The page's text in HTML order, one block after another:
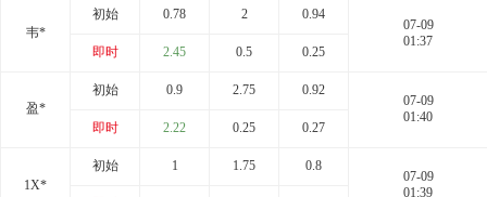
韦*
初始 0.78 2 0.94
07-09
01:37
即时 2.45 0.5 0.25
盈*
初始 0.9 2.75 0.92
07-09
01:40
即时 2.22 0.25 0.27
1X*
初始 1 1.75 0.8
07-09
01:39